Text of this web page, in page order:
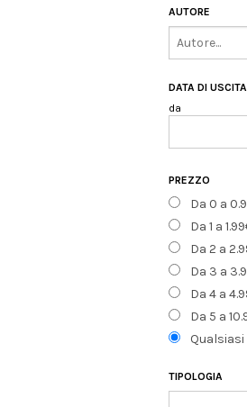
AUTORE
DATA DI USCITA
da
PREZZO
Da 0 a
Da 1 a
Da 2 a
Da 3 a
Da 4 a
Da 5 a
Qualsiasi
TIPOLOGIA